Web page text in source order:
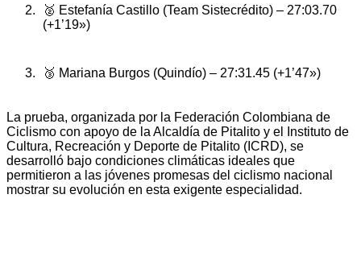
🥈 Estefanía Castillo (Team Sistecrédito) – 27:03.70
(+1’19»)
🥉 Mariana Burgos (Quindío) – 27:31.45 (+1’47»)
La prueba, organizada por la Federación Colombiana de
Ciclismo con apoyo de la Alcaldía de Pitalito y el Instituto de
Cultura, Recreación y Deporte de Pitalito (ICRD), se
desarrolló bajo condiciones climáticas ideales que
permitieron a las jóvenes promesas del ciclismo nacional
mostrar su evolución en esta exigente especialidad.